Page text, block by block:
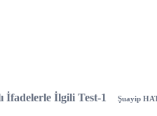
İfadelerle İlgili Test-1 Şuayip